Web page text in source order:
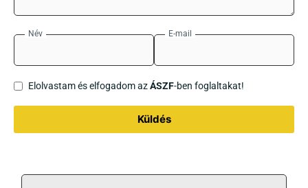
Név E-mail
Elolvastam és elfogadom azÁSZF-ben foglaltakat!
Küldés